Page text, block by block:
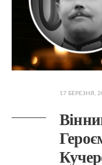
17 БЕРЕЗНЯ,